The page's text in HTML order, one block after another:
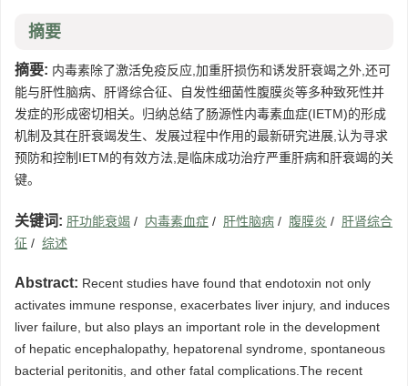
摘要
摘要: 内毒素除了激活免疫反应,加重肝损伤和诱发肝衰竭之外,还可
能与肝性脑病、肝肾综合征、自发性细菌性腹膜炎等多种致死性并
发症的形成密切相关。归纳总结了肠源性内毒素血症(IETM)的形成
机制及其在肝衰竭发生、发展过程中作用的最新研究进展,认为寻求
预防和控制IETM的有效方法,是临床成功治疗严重肝病和肝衰竭的关
键。
关键词: 肝功能衰竭 / 内毒素血症 / 肝性脑病 / 腹膜炎 / 肝肾综合
征 / 综述
Abstract: Recent studies have found that endotoxin not only
activates immune response, exacerbates liver injury, and induces
liver failure, but also plays an important role in the development
of hepatic encephalopathy, hepatorenal syndrome, spontaneous
bacterial peritonitis, and other fatal complications.The recent